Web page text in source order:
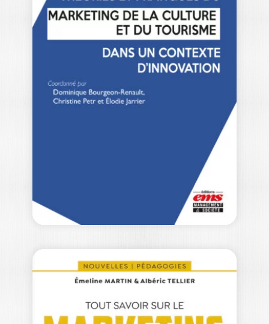
MARKETING
SOCIAL ET NUDGE
KARINE GALLOPEL-MORVAN
— Prix FNEGE 2023 du meilleur ouvrage
en management – Catégorie : Ouvrage…
34,50